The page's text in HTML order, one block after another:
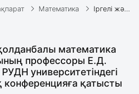
Математика Іргелі және қолданбалы математика кафедрасының профессоры Е.Д. Нұрсұлтанов РУДН университетіндегі Халықаралық конференцияға қатысты
математика
профессоры Е.Д.
университетіндегі
қатысты